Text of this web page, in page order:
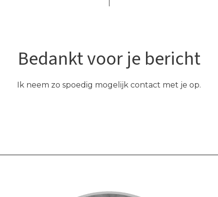
Bedankt voor je bericht
Ik neem zo spoedig mogelijk contact met je op.